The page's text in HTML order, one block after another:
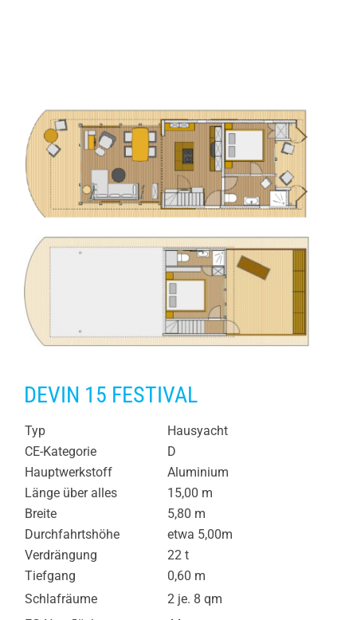
DEVIN 15 FESTIVAL
Typ
Hausyacht
CE-Kategorie
D
Hauptwerkstoff
Aluminium
Länge über alles
15,00 m
Breite
5,80 m
Durchfahrtshöhe
etwa 5,00m
Verdrängung
22 t
Tiefgang
0,60 m
Schlafräume
2 je. 8 qm